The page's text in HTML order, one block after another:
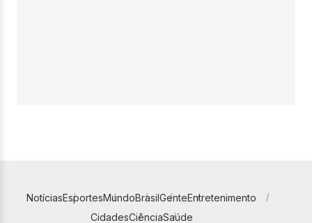
NotíciasEsportesMundoBrasilGenteEntretenimento
CidadesCiênciaSaúde